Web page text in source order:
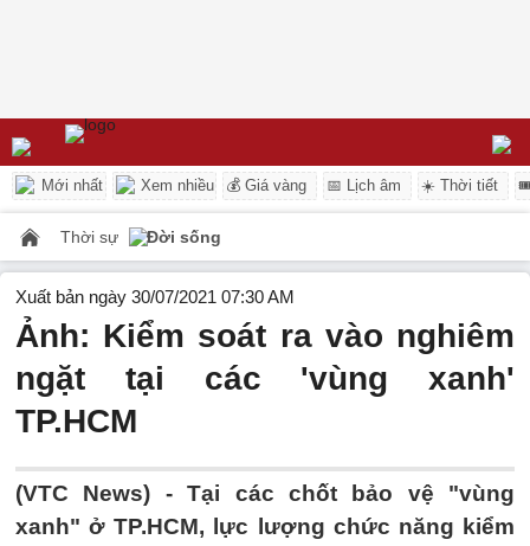
Mới nhất Xem nhiều 💰 Giá vàng 📅 Lịch âm ☀️ Thời tiết
Thời sự Đời sống
Xuất bản ngày 30/07/2021 07:30 AM
Ảnh: Kiểm soát ra vào nghiêm
ngặt tại các 'vùng xanh'
TP.HCM
(VTC News) -Tại các chốt bảo vệ "vùng
xanh" ở TP.HCM, lực lượng chức năng kiểm